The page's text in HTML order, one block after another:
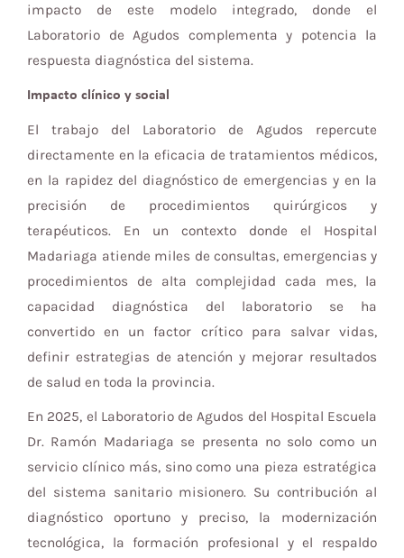
impacto de este modelo integrado, donde el
Laboratorio de Agudos complementa y potencia la
respuesta diagnóstica del sistema.
Impacto clínico y social
El trabajo del Laboratorio de Agudos repercute
directamente en la eficacia de tratamientos médicos,
en la rapidez del diagnóstico de emergencias y en la
precisión de procedimientos quirúrgicos y
terapéuticos. En un contexto donde el Hospital
Madariaga atiende miles de consultas, emergencias y
procedimientos de alta complejidad cada mes, la
capacidad diagnóstica del laboratorio se ha
convertido en un factor crítico para salvar vidas,
definir estrategias de atención y mejorar resultados
de salud en toda la provincia.
En 2025, el Laboratorio de Agudos del Hospital Escuela
Dr. Ramón Madariaga se presenta no solo como un
servicio clínico más, sino como una pieza estratégica
del sistema sanitario misionero. Su contribución al
diagnóstico oportuno y preciso, la modernización
tecnológica, la formación profesional y el respaldo